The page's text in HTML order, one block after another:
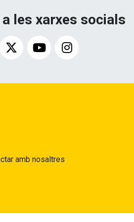
les xarxes socials
amb nosaltres